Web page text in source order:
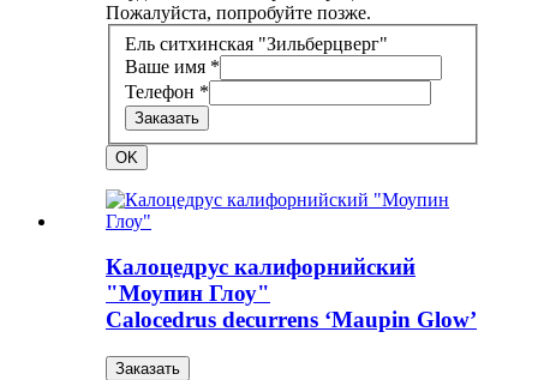
Пожалуйста, попробуйте позже.
Ель ситхинская "Зильберцверг"
Ваше имя *
Телефон *
Заказать
OK
Калоцедрус калифорнийский
"Моупин Глоу"
Calocedrus decurrens ‘Maupin Glow’
Заказать